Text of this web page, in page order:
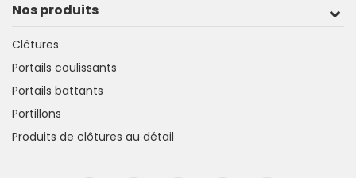
Nos produits
Clôtures
Portails coulissants
Portails battants
Portillons
Produits de clôtures au détail